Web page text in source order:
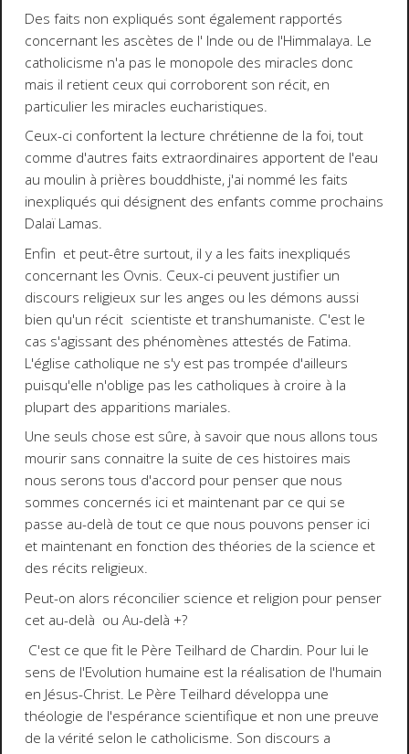
Des faits non expliqués sont également rapportés
concernant les ascètes de l' Inde ou de l'Himmalaya. Le
catholicisme n'a pas le monopole des miracles donc
mais il retient ceux qui corroborent son récit, en
particulier les miracles eucharistiques.
Ceux-ci confortent la lecture chrétienne de la foi, tout
comme d'autres faits extraordinaires apportent de l'eau
au moulin à prières bouddhiste, j'ai nommé les faits
inexpliqués qui désignent des enfants comme prochains
Dalaï Lamas.
Enfin et peut-être surtout, il y a les faits inexpliqués
concernant les Ovnis. Ceux-ci peuvent justifier un
discours religieux sur les anges ou les démons aussi
bien qu'un récit scientiste et transhumaniste. C'est le
cas s'agissant des phénomènes attestés de Fatima.
L'église catholique ne s'y est pas trompée d'ailleurs
puisqu'elle n'oblige pas les catholiques à croire à la
plupart des apparitions mariales.
Une seuls chose est sûre, à savoir que nous allons tous
mourir sans connaitre la suite de ces histoires mais
nous serons tous d'accord pour penser que nous
sommes concernés ici et maintenant par ce qui se
passe au-delà de tout ce que nous pouvons penser ici
et maintenant en fonction des théories de la science et
des récits religieux.
Peut-on alors réconcilier science et religion pour penser
cet au-delà ou Au-delà +?
C'est ce que fit le Père Teilhard de Chardin. Pour lui le
sens de l'Evolution humaine est la réalisation de l'humain
en Jésus-Christ. Le Père Teilhard développa une
théologie de l'espérance scientifique et non une preuve
de la vérité selon le catholicisme. Son discours a